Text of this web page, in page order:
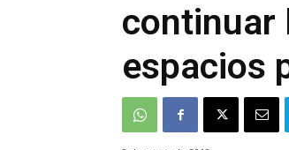
continuar
espacios